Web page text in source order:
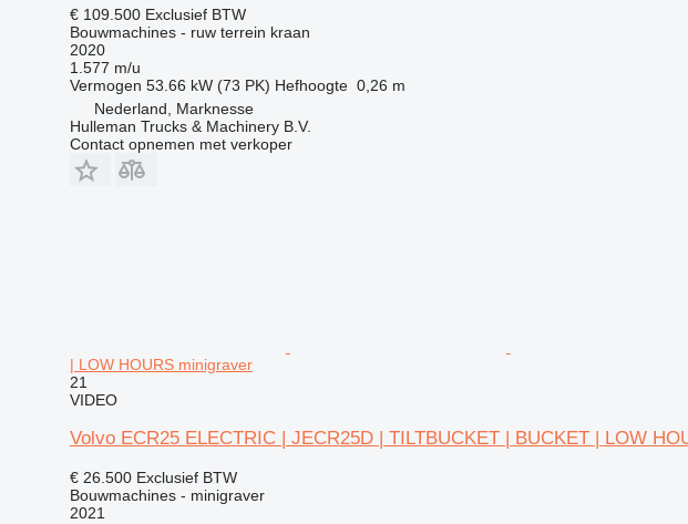
€ 109.500 Exclusief BTW
Bouwmachines - ruw terrein kraan
2020
1.577 m/u
Vermogen 53.66 kW (73 PK) Hefhoogte 0,26 m
Nederland, Marknesse
Hulleman Trucks & Machinery B.V.
Contact opnemen met verkoper
| LOW HOURS minigraver
21
VIDEO
Volvo ECR25 ELECTRIC | JECR25D | TILTBUCKET | BUCKET | LOW
€ 26.500 Exclusief BTW
Bouwmachines - minigraver
2021